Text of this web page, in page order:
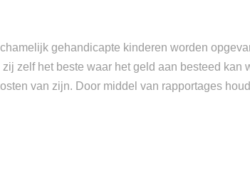
gehandicapte kinderen worden
zelf het beste waar het geld aan besteed kan
van zijn. Door middel van rapportages